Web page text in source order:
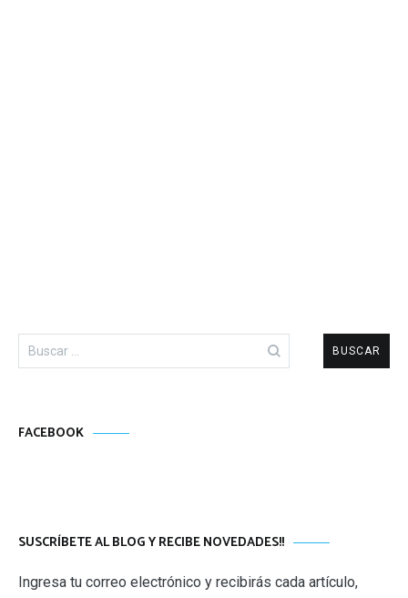
Buscar:
FACEBOOK
SUSCRÍBETE AL BLOG Y RECIBE NOVEDADES!!
Ingresa tu correo electrónico y recibirás cada artículo,